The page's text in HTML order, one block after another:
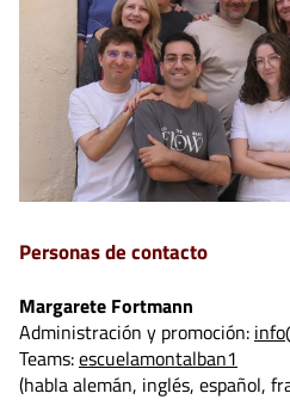
Personas de contacto
Margarete Fortmann
Administración y promoción:
Teams:escuelamontalban1
(habla alemán, inglés, español,